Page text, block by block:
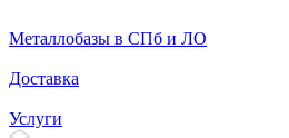
Металлобазы в СПб и ЛО
Доставка
Услуги